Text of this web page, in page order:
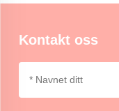
på eit lite område først
Kontakt oss